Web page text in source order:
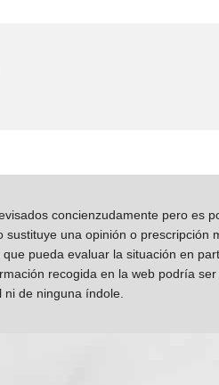
concienzudamente pero es
una opinión o prescripción
pueda evaluar la situación en
recogida en la web podría ser
de ninguna índole.